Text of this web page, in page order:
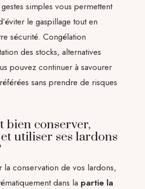
simples vous permettent
le gaspillage tout en
sécurité. Congélation
des stocks, alternatives
pouvez continuer à savourer
sans prendre de risques
bien conserver,
utiliser ses lardons
la conservation de vos lardons,
dans la partie la